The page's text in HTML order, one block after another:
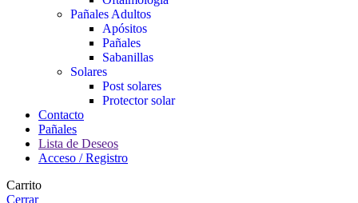
Pañales Adultos
Apósitos
Pañales
Sabanillas
Solares
Post solares
Protector solar
Contacto
Pañales
Lista de Deseos
Acceso / Registro
Carrito
Cerrar